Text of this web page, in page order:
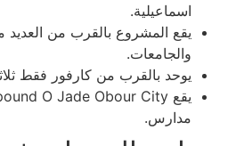
اسماعيلية.
يقع المشروع بالقرب من
والجامعات.
يوحد بالقرب من كارفور فقط
مدارس.